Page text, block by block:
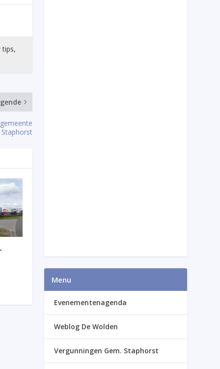
tips,
Staphorst
Menu
Evenementenagenda
Weblog De Wolden
Vergunningen Gem. Staphorst